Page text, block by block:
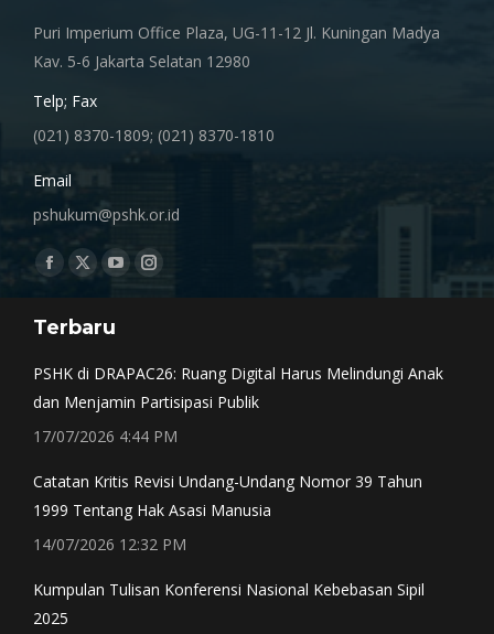
Puri Imperium Office Plaza, UG-11-12 Jl. Kuningan Madya
Kav. 5-6 Jakarta Selatan 12980
Telp; Fax
(021) 8370-1809; (021) 8370-1810
Email
pshukum@pshk.or.id
Find us on:
Facebook
opens
window
X
opens
window
YouTube
opens
Instagram
window
Terbaru
PSHK di DRAPAC26: Ruang Digital Harus Melindungi Anak
dan Menjamin Partisipasi Publik
17/07/2026 4:44 PM
Catatan Kritis Revisi Undang-Undang Nomor 39 Tahun
1999 Tentang Hak Asasi Manusia
14/07/2026 12:32 PM
Kumpulan Tulisan Konferensi Nasional Kebebasan Sipil
2025